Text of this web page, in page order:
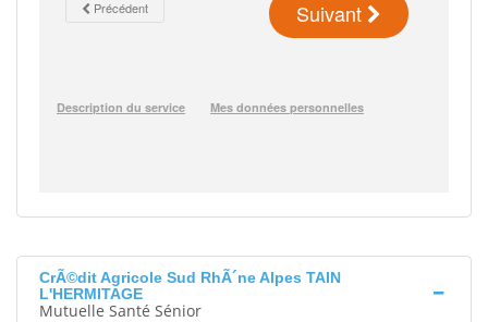
CrÃ©dit Agricole Sud RhÃ´ne Alpes TAIN
L'HERMITAGE
Mutuelle Santé Sénior